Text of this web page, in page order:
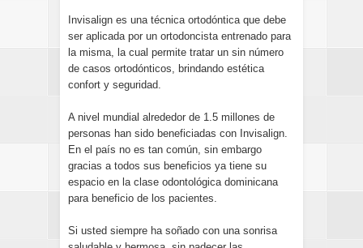
Invisalign es una técnica ortodóntica que debe
ser aplicada por un ortodoncista entrenado para
la misma, la cual permite tratar un sin número
de casos ortodónticos, brindando estética
confort y seguridad.
A nivel mundial alrededor de 1.5 millones de
personas han sido beneficiadas con Invisalign.
En el país no es tan común, sin embargo
gracias a todos sus beneficios ya tiene su
espacio en la clase odontológica dominicana
para beneficio de los pacientes.
Si usted siempre ha soñado con una sonrisa